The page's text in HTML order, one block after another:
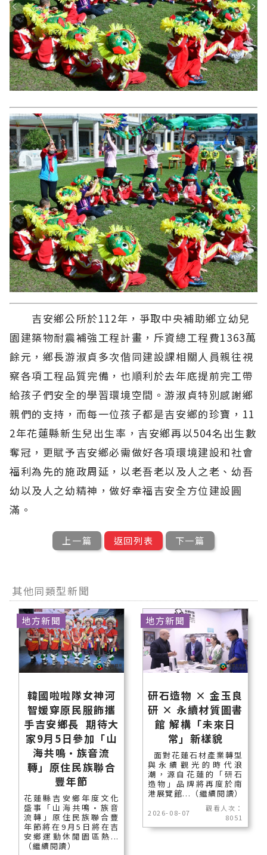
吉安鄉公所於112年，爭取中央補助鄉立幼兒
園建築物耐震補強工程計畫，斥資總工程費1363萬
餘元，鄉長游淑貞多次偕同建設課相關人員親往視
察各項工程品質完備，也順利於去年底提前完工帶
給孩子們安全的學習環境空間。游淑貞特別感謝鄉
親們的支持，而每一位孩子都是吉安鄉的珍寶，11
2年花蓮縣新生兒出生率，吉安鄉再以504名出生數
奪冠，更賦予吉安鄉必需做好各項環境建設和社會
福利為先的施政周延，以老吾老以及人之老、幼吾
幼以及人之幼精神，做好幸福吉安全方位建設圓
滿。
上一篇 返回列表 下一篇
其他同類型新聞
韓國啦啦隊女神河
智媛穿原民服飾攜
手吉安鄉長 期待大
家9月5日參加「山
海共鳴•族音流
轉」原住民族聯合
豐年節
花蓮縣吉安鄉年度文化
盛事「山海共鳴•族音
流轉」原住民族聯合豐
年節將在9月5日將在吉
安鄉運動休閒園區熱...
（繼續閱讀）
地方新聞
研石造物 × 金玉良
研 × 永續材質圖書
館 解構「未來日
常」新樣貌
面對花蓮石材產業轉型
與永續觀光的時代浪
潮，源自花蓮的「研石
造物」品牌將再度於南
港展覽館...（繼續閱讀）
2026-08-07
觀看人次：
8051
地方新聞